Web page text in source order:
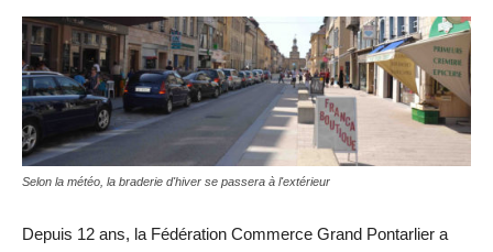
Selon la météo, la braderie d'hiver se passera à l'extérieur
Depuis 12 ans, la Fédération Commerce Grand Pontarlier a